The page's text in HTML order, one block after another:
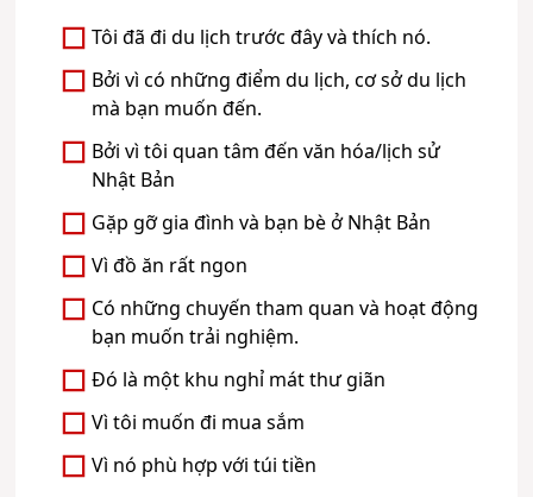
Tôi đã đi du lịch trước đây và thích nó.
Bởi vì có những điểm du lịch, cơ sở du lịch
mà bạn muốn đến.
Bởi vì tôi quan tâm đến văn hóa/lịch sử
Nhật Bản
Gặp gỡ gia đình và bạn bè ở Nhật Bản
Vì đồ ăn rất ngon
Có những chuyến tham quan và hoạt động
bạn muốn trải nghiệm.
Đó là một khu nghỉ mát thư giãn
Vì tôi muốn đi mua sắm
Vì nó phù hợp với túi tiền